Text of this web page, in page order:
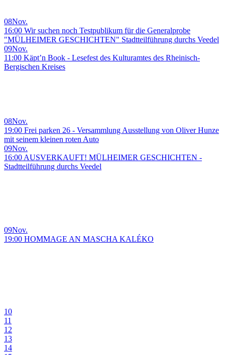
08Nov.
16:00 Wir suchen noch Testpublikum für die Generalprobe
"MÜLHEIMER GESCHICHTEN" Stadtteilführung durchs Veedel
09Nov.
11:00 Käpt’n Book - Lesefest des Kulturamtes des Rheinisch-
Bergischen Kreises
08Nov.
19:00 Frei parken 26 - Versammlung Ausstellung von Oliver Hunze
mit seinem kleinen roten Auto
09Nov.
16:00 AUSVERKAUFT! MÜLHEIMER GESCHICHTEN -
Stadtteilführung durchs Veedel
09Nov.
19:00 HOMMAGE AN MASCHA KALÉKO
10
11
12
13
14